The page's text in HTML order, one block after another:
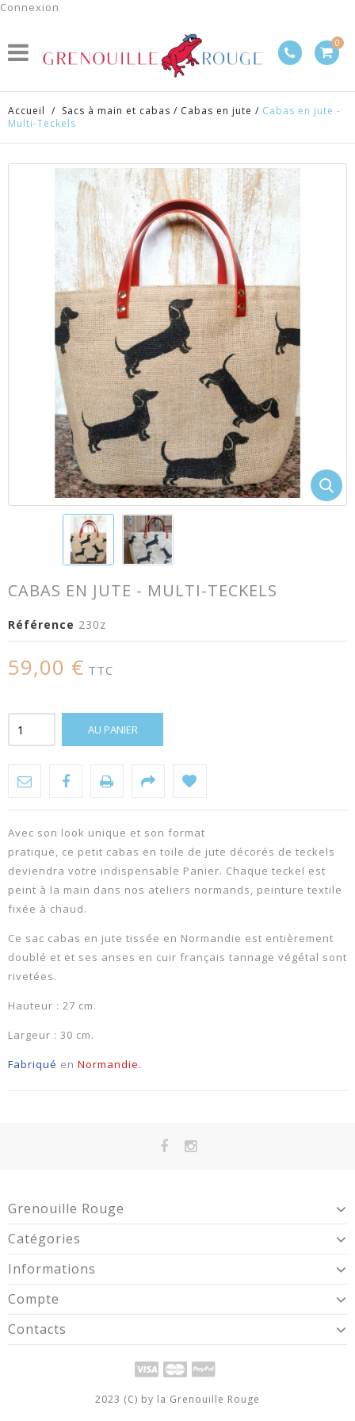
Connexion
0
Accueil / Sacs à main et cabas / Cabas en jute / Cabas en jute -
Multi-Teckels
CABAS EN JUTE - MULTI-TECKELS
Référence 230z
59,00 € TTC
AU PANIER
Avec son look unique et son format
pratique, ce petit cabas en toile de jute décorés de teckels
deviendra votre indispensable Panier. Chaque teckel est
peint à la main dans nos ateliers normands, peinture textile
fixée à chaud.
Ce sac cabas en jute tissée en Normandie est entièrement
doublé et et ses anses en cuir français tannage végétal sont
rivetées.
Hauteur : 27 cm.
Largeur : 30 cm.
Fabriqué en Normandie.
Grenouille Rouge
Catégories
Informations
Compte
Contacts
2023 (C) by la Grenouille Rouge